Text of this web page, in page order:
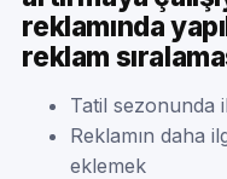
reklamında
reklam
Tatil sezonunda
Reklamın daha
eklemek